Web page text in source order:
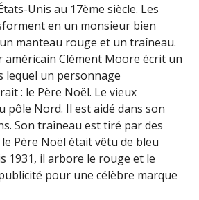
Unis au 17ème siècle. Les
en un monsieur bien
manteau rouge et un traîneau.
américain Clément Moore écrit un
lequel un personnage
: le Père Noël. Le vieux
pôle Nord. Il est aidé dans son
Son traîneau est tiré par des
Père Noël était vêtu de bleu
1931, il arbore le rouge et le
pour une célèbre marque